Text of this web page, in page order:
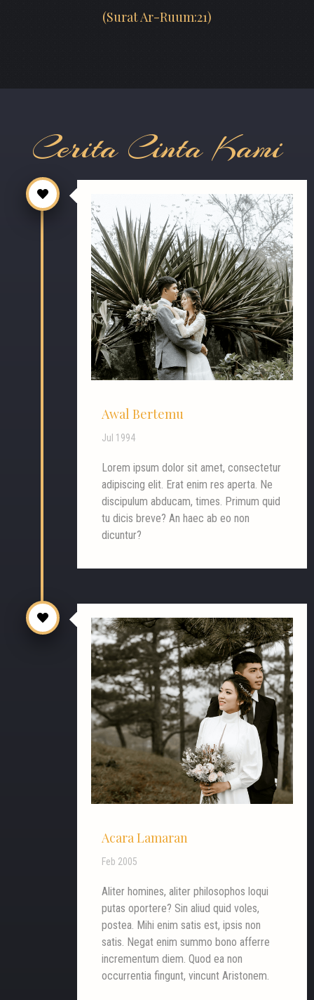
(Surat Ar-Ruum:21)
Cerita Cinta Kami
Awal Bertemu
Jul 1994
Lorem ipsum dolor sit amet, consectetur
adipiscing elit. Erat enim res aperta. Ne
discipulum abducam, times. Primum quid
tu dicis breve? An haec ab eo non
dicuntur?
Acara Lamaran
Feb 2005
Aliter homines, aliter philosophos loqui
putas oportere? Sin aliud quid voles,
postea. Mihi enim satis est, ipsis non
satis. Negat enim summo bono afferre
incrementum diem. Quod ea non
occurrentia fingunt, vincunt Aristonem.